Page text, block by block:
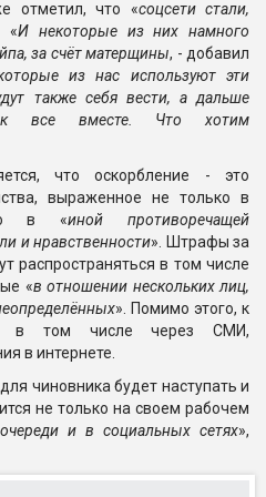
отметил, что «соцсети стали,
«И некоторые из них намного
за счёт матерщины, - добавил
из нас используют эти
также себя вести, а дальше
все вместе. Что хотим
что оскорбление - это
выраженное не только в
но в «иной противоречащей
и нравственности». Штрафы за
распространяться в том числе
«в отношении нескольких лиц,
». Помимо этого, к
в том числе через СМИ,
в интернете.
чиновника будет наступать и
не только на своем рабочем
и в социальных сетях»,